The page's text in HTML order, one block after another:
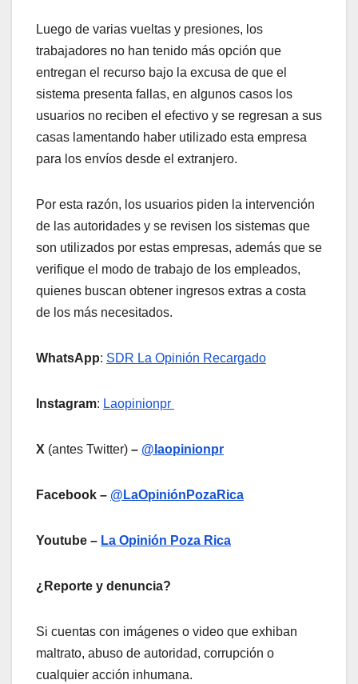
Luego de varias vueltas y presiones, los
trabajadores no han tenido más opción que
entregan el recurso bajo la excusa de que el
sistema presenta fallas, en algunos casos los
usuarios no reciben el efectivo y se regresan a sus
casas lamentando haber utilizado esta empresa
para los envíos desde el extranjero.
Por esta razón, los usuarios piden la intervención
de las autoridades y se revisen los sistemas que
son utilizados por estas empresas, además que se
verifique el modo de trabajo de los empleados,
quienes buscan obtener ingresos extras a costa
de los más necesitados.
WhatsApp: SDR La Opinión Recargado
Instagram: Laopinionpr
X (antes Twitter) – @laopinionpr
Facebook – @LaOpiniónPozaRica
Youtube – La Opinión Poza Rica
¿Reporte y denuncia?
Si cuentas con imágenes o video que exhiban
maltrato, abuso de autoridad, corrupción o
cualquier acción inhumana.